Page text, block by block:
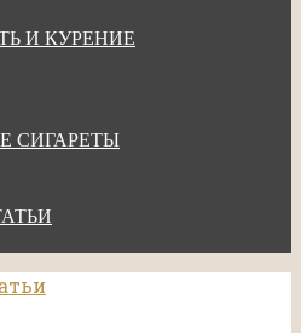
И КУРЕНИЕ
СИГАРЕТЫ